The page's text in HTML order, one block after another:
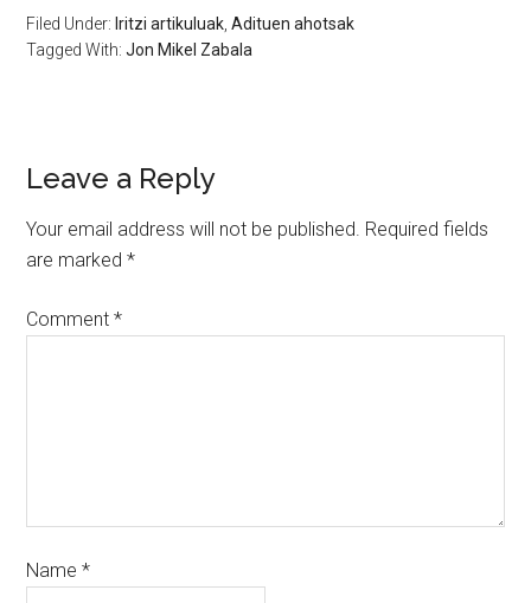
Filed Under: Iritzi artikuluak ,Adituen ahotsak
Tagged With:Jon Mikel Zabala
Leave a Reply
Your email address will not be published. Required fields
are marked*
Comment*
Name*